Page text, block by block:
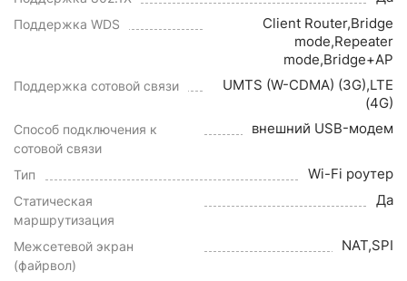
Поддержка WDS
Client Router,Bridge
mode,Repeater
mode,Bridge+AP
Поддержка сотовой связи
UMTS (W-CDMA) (3G),LTE
(4G)
Способ подключения к
сотовой связи
внешний USB-модем
Тип Wi-Fi роутер
Статическая
маршрутизация
Да
Межсетевой экран
(файрвол)
NAT,SPI